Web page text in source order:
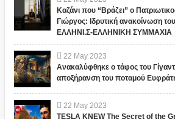
Καζάνι που “Βράζει” ο
Γιώργος: Ιδρυτική ανακοίνωση
ΕΛΛΗΝΙ.Σ-ΕΛΛΗΝΙΚΗ ΣΥΜΜΑΧΙΑ
22 May 2023
Ανακαλύφθηκε ο τάφος του
αποξήρανση του ποταμού
22 May 2023
TESLA KNEW The Secret of the